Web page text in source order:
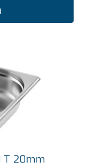
T 20mm